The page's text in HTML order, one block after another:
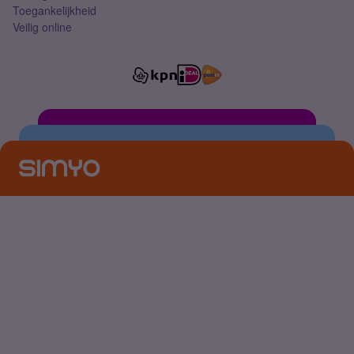
Toegankelijkheid
Veilig online